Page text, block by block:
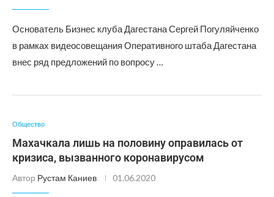
Основатель Бизнес клуба Дагестана Сергей Погуляйченко
в рамках видеосовещания Оперативного штаба Дагестана
внес ряд предложений по вопросу …
Общество
Махачкала лишь на половину оправилась от
кризиса, вызванного коронавирусом
Автор Рустам Каниев 01.06.2020